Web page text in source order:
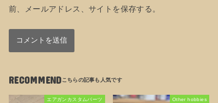
前、メールアドレス、サイトを保存する。
RECOMMEND
エアガンカスタムパーツ Other hobbies